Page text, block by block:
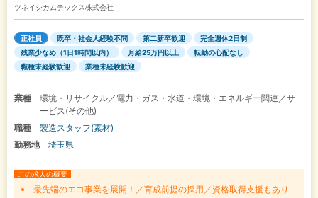
ツネイシカムテックス株式会社
正社員 既卒・社会人経験不問 第二新卒歓迎
完全週休2日制
残業少なめ（1日1時間以内）
月給25万円以上
転勤の心配なし
職種未経験歓迎
業種未経験歓迎
業種
環境・リサイクル／電力・ガス・水道・環境・エネルギー関連／サ
ービス(その他)
職種
製造スタッフ(素材)
勤務地
埼玉県
この求人の概要
最先端のエコ事業を展開！／育成前提の採用／資格取得支援もあり